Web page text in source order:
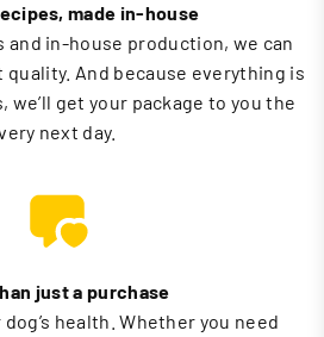
made in-house
and in-house production, we can
And because everything is
we’ll get your package to you the
next day.
just a purchase
health. Whether you need